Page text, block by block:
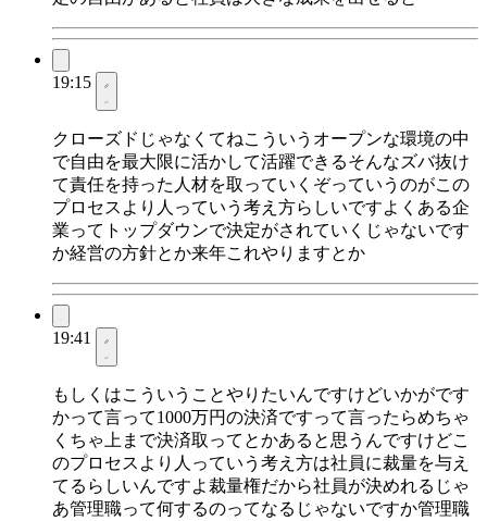
19:15
クローズドじゃなくてねこういうオープンな環境の中
で自由を最大限に活かして活躍できるそんなズバ抜け
て責任を持った人材を取っていくぞっていうのがこの
プロセスより人っていう考え方らしいですよくある企
業ってトップダウンで決定がされていくじゃないです
か経営の方針とか来年これやりますとか
19:41
もしくはこういうことやりたいんですけどいかがです
かって言って1000万円の決済ですって言ったらめちゃ
くちゃ上まで決済取ってとかあると思うんですけどこ
のプロセスより人っていう考え方は社員に裁量を与え
てるらしいんですよ裁量権だから社員が決めれるじゃ
あ管理職って何するのってなるじゃないですか管理職